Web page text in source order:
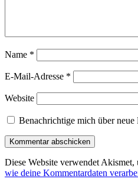
Name *
E-Mail-Adresse *
Website
Benachrichtige mich über
Diese Website verwendet Akismet,
wie deine Kommentardaten